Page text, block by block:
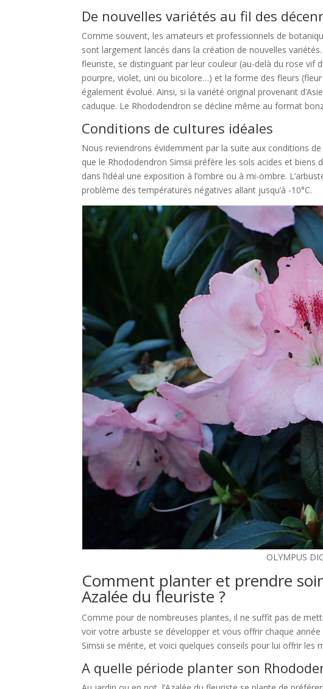
De nouvelles variétés au fil des
Comme souvent, les amateurs et professionnels de
sont largement lancés dans la création de nouvelles
fleuriste, se distinguant par leur couleur (au-delà du rose vif
pourpre, violet, uni ou bicolore…) et la forme des fleurs
également évolué. Ainsi, si la variété original provenant
caduque. Le Rhododendron se décline même au format
Conditions de cultures idéales
Nous reviendrons évidemment par la suite aux conditions
que le Rhododendron Simsii préfère les sols acides et
dans l’idéal une exposition à l’ombre ou à mi-ombre.
problème des températures négatives allant jusqu’à -10°C.
OLYMPUS
Comment planter et prendre
Azalée du fleuriste ?
Comme pour de nombreuses plantes, il ne suffit pas de
voir votre arbuste se développer et vous offrir chaque
Simsii se mérite, et voici quelques conseils pour lui offrir les
A quelle période planter son